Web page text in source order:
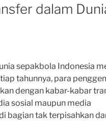
dalam
sepakbola Indonesia
tahunnya, para
dengan kabar-kabar
sosial maupun media
bagian tak terpisahkan